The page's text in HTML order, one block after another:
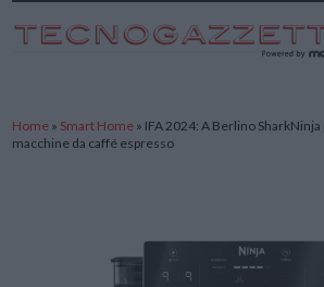
Home » Smart Home » IFA 2024: A Berlino
macchine da caffé espresso